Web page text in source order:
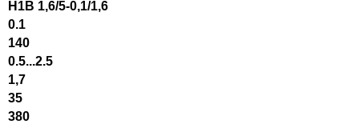
Н1В 1,6/5-0,1/1,6
0.1
140
0.5...2.5
1,7
35
380